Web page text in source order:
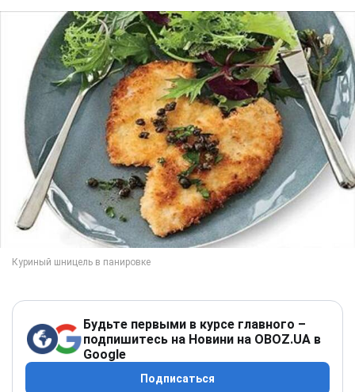
Будьте первыми в курсе главного –
подпишитесь на Новини на OBOZ.UA в
Google
Подписаться